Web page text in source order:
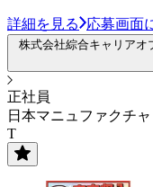
詳細を見る 応募画面
株式会社綜合キャリア
正社員
日本マニュファクチ
T